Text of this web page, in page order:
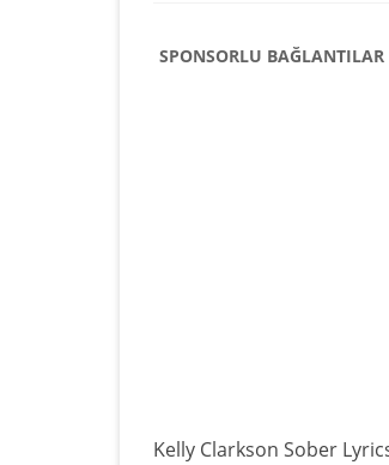
SPONSORLU BAĞLANTILAR
Kelly Clarkson Sober